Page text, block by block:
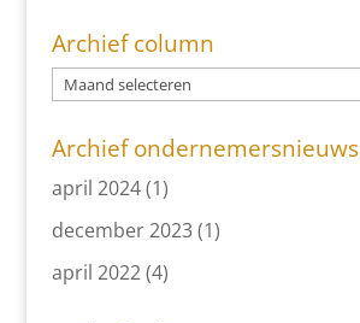
Archief column
Archief ondernemersnieuws
april 2024(1)
december 2023(1)
april 2022(4)